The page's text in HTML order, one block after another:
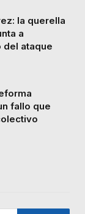
la querella
a
ataque
fallo que